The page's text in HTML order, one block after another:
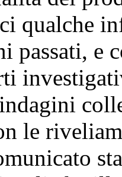
qualche
passati, e
le